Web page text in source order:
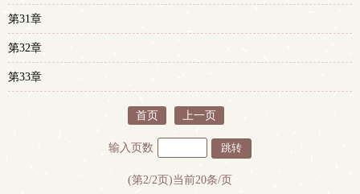
第31章
第32章
第33章
首页 上一页
输入页数
(第2/2页)当前20条/页